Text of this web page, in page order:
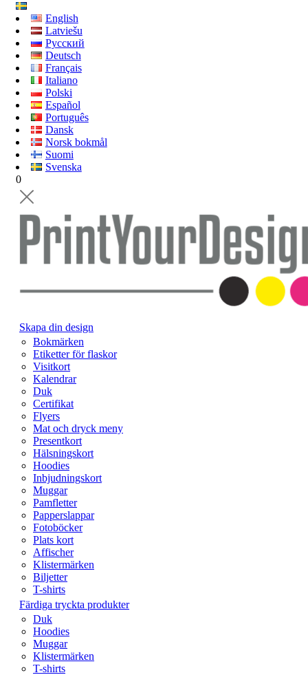
English
Latviešu
Русский
Deutsch
Français
Italiano
Polski
Español
Português
Dansk
Norsk bokmål
Suomi
Svenska
0
Skapa din design
Bokmärken
Etiketter för flaskor
Visitkort
Kalendrar
Duk
Certifikat
Flyers
Mat och dryck meny
Presentkort
Hälsningskort
Hoodies
Inbjudningskort
Muggar
Pamfletter
Papperslappar
Fotoböcker
Plats kort
Affischer
Klistermärken
Biljetter
T-shirts
Färdiga tryckta produkter
Duk
Hoodies
Muggar
Klistermärken
T-shirts